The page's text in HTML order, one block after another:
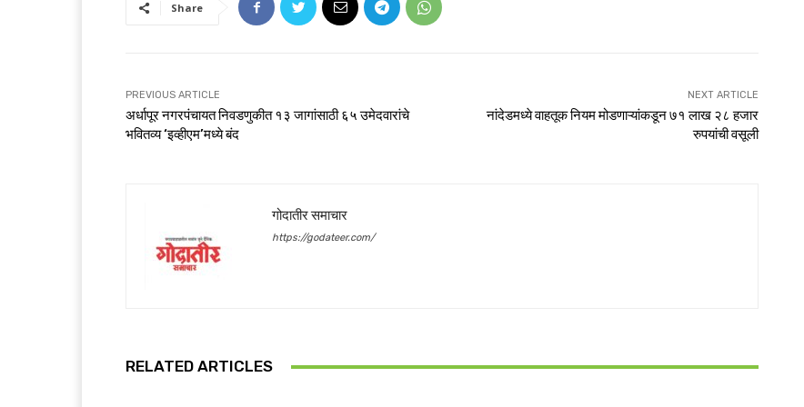
Share
PREVIOUS ARTICLE
अर्धापूर नगरपंचायत निवडणुकीत १३ जागांसाठी ६५ उमेदवारांचे
भवितव्य ‘इव्हीएम’मध्ये बंद
NEXT ARTICLE
नांदेडमध्ये वाहतूक नियम मोडणाऱ्यांकडून ७१ लाख २८ हजार
रुपयांची वसूली
गोदातीर समाचार
https://godateer.com/
RELATED ARTICLES